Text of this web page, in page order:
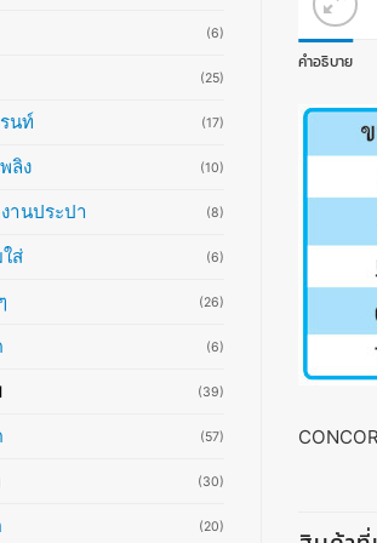
(6)
(25)
นท์ (17)
ลิง (10)
านประปา (8)
ส่ (6)
(26)
(6)
(39)
(57)
(30)
(20)
คำอธิบาย